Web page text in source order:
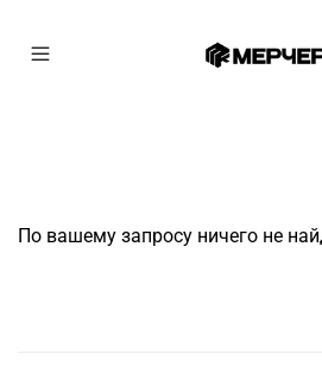
По вашему запросу ничего не